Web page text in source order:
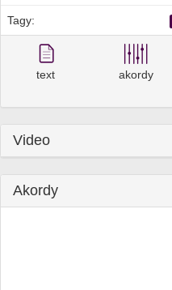
Tagy:
text akordy
Video
Akordy